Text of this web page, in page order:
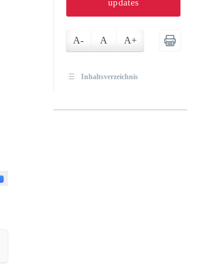
updates
A- A A+
Inhaltsverzeichnis